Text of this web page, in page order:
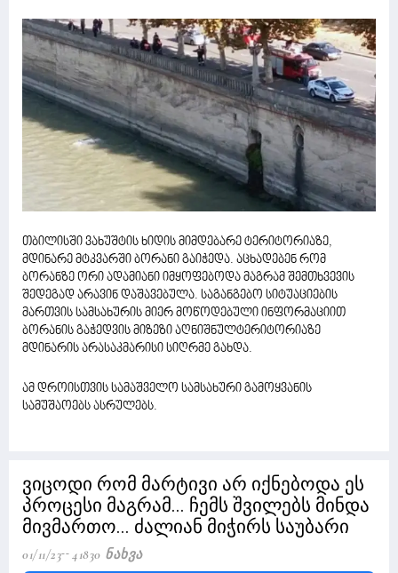
თბილისში ვახუშტის ხიდის მიმდებარე ტერიტორიაზე,
მდინარე მტკვარში ბორანი გაიჭედა. აცხადებენ რომ
ბორანზე ორი ადამიანი იმყოფებოდა მაგრამ შემთხვევის
შედეგად არავინ დაშავებულა. საგანგებო სიტუაციების
მართვის სამსახურის მიერ მოწოდებული ინფორმაციით
ბორანის გაჭედვის მიზეზი აღნიშნულტერიტორიაზე
მდინარის არასაკმარისი სიღრმე გახდა.
ამ დროისთვის სამაშველო სამსახური გამოყვანის
სამუშაოებს ასრულებს.
ვიცოდი რომ მარტივი არ იქნებოდა ეს
პროცესი მაგრამ... ჩემს შვილებს მინდა
მივმართო... ძალიან მიჭირს საუბარი
01/11/23 41830 Ნახვა